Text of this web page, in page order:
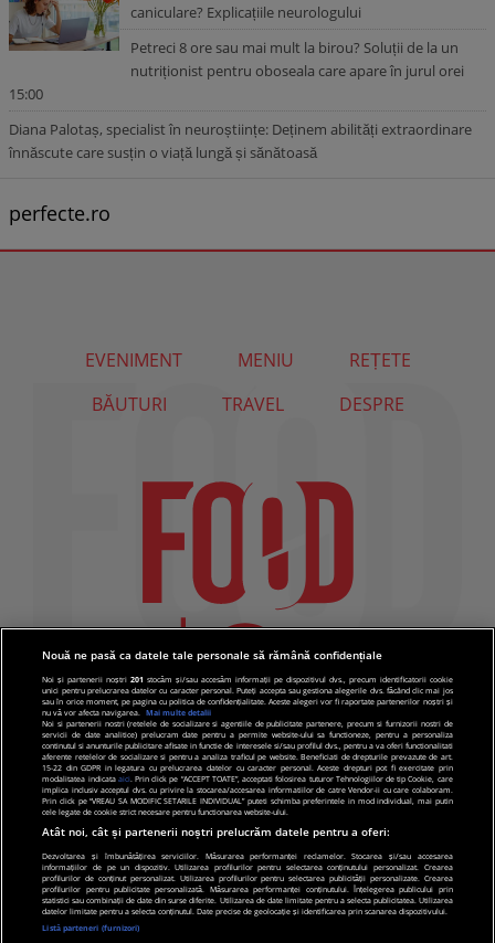
caniculare? Explicațiile neurologului
Petreci 8 ore sau mai mult la birou? Soluții de la un
nutriționist pentru oboseala care apare în jurul orei
15:00
Diana Palotaș, specialist în neuroștiințe: Deținem abilități extraordinare
înnăscute care susțin o viață lungă și sănătoasă
perfecte.ro
EVENIMENT MENIU
REȚETE
BĂUTURI
TRAVEL DESPRE
© 2019 PRO TV S.R.L |Politica de Cookie|Politica
de confidentialitate
Nouă ne pasă ca datele tale personale să rămână confidențiale
Noi și partenerii noștri201 stocăm și/sau accesăm informații pe dispozitivul dvs., precum identificatorii cookie
unici pentru prelucrarea datelor cu caracter personal. Puteți accepta sau gestiona alegerile dvs. făcând clic mai jos
sau în orice moment, pe pagina cu politica de confidențialitate. Aceste alegeri vor fi raportate partenerilor noștri și
nu vă vor afecta navigarea.
Mai multe detalii
Noi si partenerii nostri (retelele de socializare si agentiile de publicitate partenere, precum si furnizorii nostri de
servicii de date analitice) prelucram date pentru a permite website-ului sa functioneze, pentru a personaliza
continutul si anunturile publicitare afisate in functie de interesele si/sau profilul dvs., pentru a va oferi functionalitati
aferente retelelor de socializare si pentru a analiza traficul pe website. Beneficiati de drepturile prevazute de art.
15-22 din GDPR in legatura cu prelucrarea datelor cu caracter personal. Aceste drepturi pot fi exercitate prin
modalitatea indicata aici. Prin click pe “ACCEPT TOATE”, acceptati folosirea tuturor Tehnologiilor de tip Cookie, care
implica inclusiv acceptul dvs. cu privire la stocarea/accesarea informatiilor de catre Vendor-ii cu care colaboram.
Prin click pe “VREAU SA MODIFIC SETARILE INDIVIDUAL” puteti schimba preferintele in mod individual, mai putin
cele legate de cookie strict necesare pentru functionarea website-ului.
Atât noi, cât și partenerii noștri prelucrăm datele pentru a oferi:
Dezvoltarea și îmbunătățirea serviciilor. Măsurarea performanței reclamelor. Stocarea și/sau accesarea
informațiilor de pe un dispozitiv. Utilizarea profilurilor pentru selectarea conținutului personalizat. Crearea
profilurilor de conținut personalizat. Utilizarea profilurilor pentru selectarea publicității personalizate. Crearea
profilurilor pentru publicitate personalizată. Măsurarea performanței conținutului. Înțelegerea publicului prin
statistici sau combinații de date din surse diferite. Utilizarea de date limitate pentru a selecta publicitatea. Utilizarea
datelor limitate pentru a selecta conținutul. Date precise de geolocație și identificarea prin scanarea dispozitivului.
Listă parteneri (furnizori)